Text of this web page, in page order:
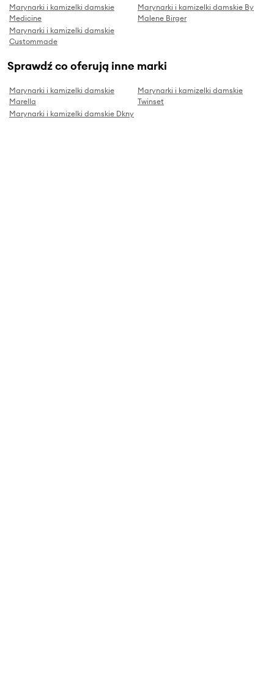
Marynarki i kamizelki damskie
Medicine
Marynarki i kamizelki damskie By
Malene Birger
Marynarki i kamizelki damskie
Custommade
Sprawdź co oferują inne marki
Marynarki i kamizelki damskie
Marella
Marynarki i kamizelki damskie
Twinset
Marynarki i kamizelki damskie Dkny